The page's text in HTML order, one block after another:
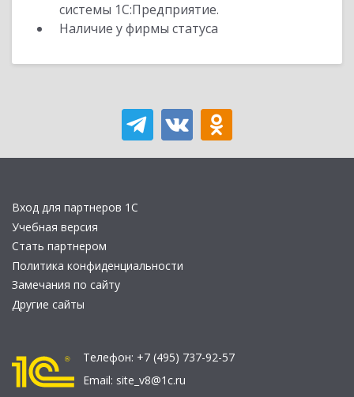
системы 1С:Предприятие.
Наличие у фирмы статуса
Вход для партнеров 1С
Учебная версия
Стать партнером
Политика конфиденциальности
Замечания по сайту
Другие сайты
Телефон: +7 (495) 737-92-57
Email: site_v8@1c.ru